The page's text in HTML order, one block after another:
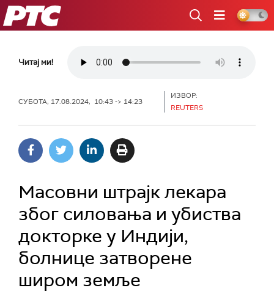
РТС
Читај ми!
СУБОТА, 17.08.2024, 10:43 -> 14:23
ИЗВОР:
REUTERS
Масовни штрајк лекара
због силовања и убиства
докторке у Индији,
болнице затворене
широм земље